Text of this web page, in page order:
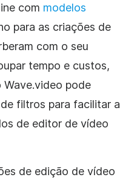
com modelos
para as criações de
com o seu
tempo e custos,
pode
filtros para facilitar a
de editor de vídeo
de edição de vídeo